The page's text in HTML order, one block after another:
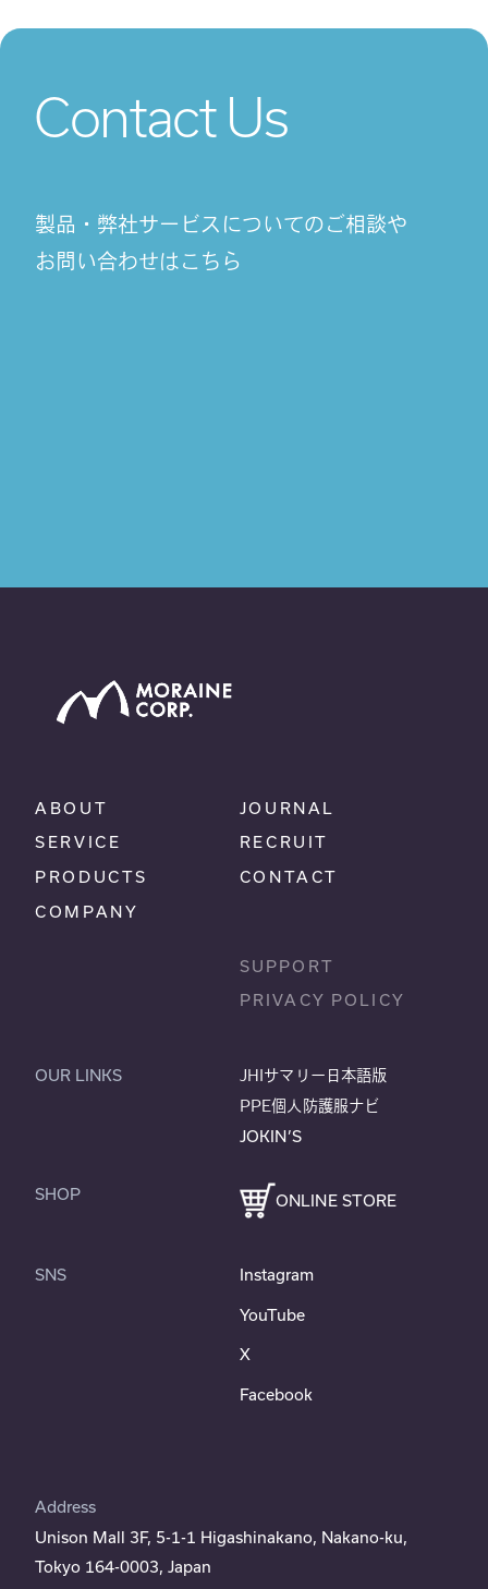
Contact Us
製品・弊社サービスについてのご相談や
お問い合わせはこちら
ABOUT
SERVICE
PRODUCTS
COMPANY
JOURNAL
RECRUIT
CONTACT
SUPPORT
PRIVACY POLICY
OUR LINKS
JHIサマリー日本語版
PPE個人防護服ナビ
JOKIN’S
SHOP ONLINE STORE
SNS Instagram
YouTube
X
Facebook
Address
Unison Mall 3F, 5-1-1 Higashinakano, Nakano-ku,
Tokyo 164-0003, Japan